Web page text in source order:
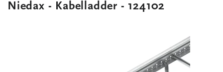
Niedax - Kabelladder - 124102